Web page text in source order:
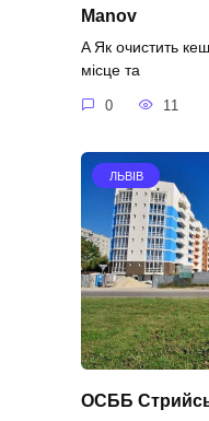
Manov
A Як очистить
місце та
0 11
ЛЬВІВ
ОСББ